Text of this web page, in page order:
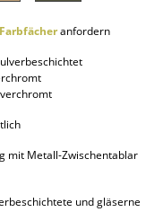
anfordern
mit Metall-Zwischentablar
und gläserne